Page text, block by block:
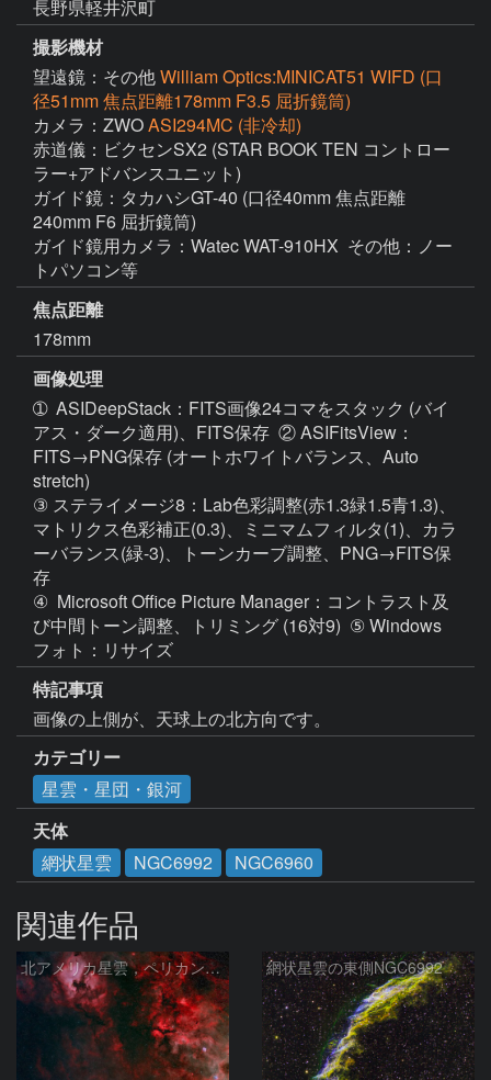
長野県軽井沢町
撮影機材
望遠鏡：その他William Optics:MINICAT51 WIFD (口
径51mm 焦点距離178mm F3.5 屈折鏡筒)
カメラ：ZWOASI294MC (非冷却)
赤道儀：ビクセンSX2 (STAR BOOK TEN コントロー
ラー+アドバンスユニット)
ガイド鏡：タカハシGT-40 (口径40mm 焦点距離
240mm F6 屈折鏡筒)
ガイド鏡用カメラ：Watec WAT-910HX  その他：ノー
焦点距離
178mm
画像処理
➀  ASIDeepStack：FITS画像24コマをスタック (バイ
アス・ダーク適用)、FITS保存  ② ASIFitsView：
FITS→PNG保存 (オートホワイトバランス、Auto
stretch)
③ ステライメージ8：Lab色彩調整(赤1.3緑1.5青1.3)、
マトリクス色彩補正(0.3)、ミニマムフィルタ(1)、カラ
ーバランス(緑-3)、トーンカーブ調整、PNG→FITS保
存
④  Microsoft Office Picture Manager：コントラスト及
び中間トーン調整、トリミング (16対9)  ⑤ Windows
特記事項
画像の上側が、天球上の北方向です。
カテゴリー
星雲・星団・銀河
天体
網状星雲
NGC6992 NGC6960
関連作品
北アメリカ星雲，ペリカン星雲，サドル付近，クレセント星雲，網状星雲・・・etc 網状星雲の東側NGC6992